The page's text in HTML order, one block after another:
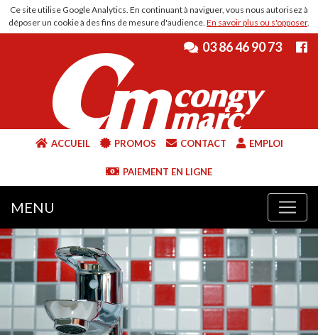
Ce site utilise Google Analytics. En continuant à naviguer, vous nous autorisez à
déposer un cookie à des fins de mesure d'audience. En savoir plus ou s'opposer.
03 86 46 90 73
ACCUEIL PROMOS CONTACT EMPLOI
PAIEMENT EN LIGNE
MENU